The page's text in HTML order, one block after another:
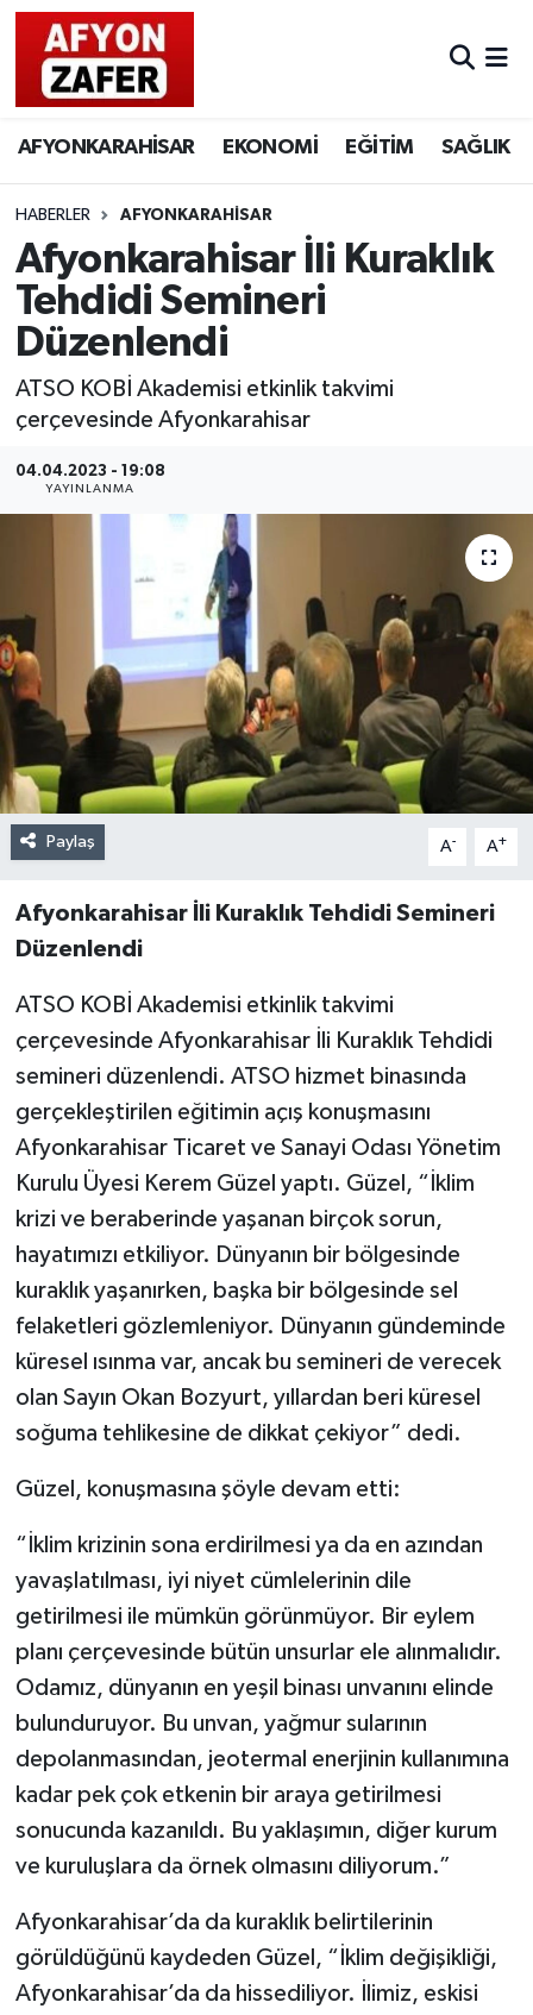
AFYONKARAHİSAR EKONOMİ EĞİTİM SAĞLIK
HABERLER AFYONKARAHİSAR
Afyonkarahisar İli Kuraklık
Tehdidi Semineri
Düzenlendi
ATSO KOBİ Akademisi etkinlik takvimi
çerçevesinde Afyonkarahisar
04.04.2023 - 19:08
YAYINLANMA
Paylaş A- A+
Afyonkarahisar İli Kuraklık Tehdidi Semineri
Düzenlendi
ATSO KOBİ Akademisi etkinlik takvimi
çerçevesinde Afyonkarahisar İli Kuraklık Tehdidi
semineri düzenlendi. ATSO hizmet binasında
gerçekleştirilen eğitimin açış konuşmasını
Afyonkarahisar Ticaret ve Sanayi Odası Yönetim
Kurulu Üyesi Kerem Güzel yaptı. Güzel, “İklim
krizi ve beraberinde yaşanan birçok sorun,
hayatımızı etkiliyor. Dünyanın bir bölgesinde
kuraklık yaşanırken, başka bir bölgesinde sel
felaketleri gözlemleniyor. Dünyanın gündeminde
küresel ısınma var, ancak bu semineri de verecek
olan Sayın Okan Bozyurt, yıllardan beri küresel
soğuma tehlikesine de dikkat çekiyor” dedi.
Güzel, konuşmasına şöyle devam etti:
“İklim krizinin sona erdirilmesi ya da en azından
yavaşlatılması, iyi niyet cümlelerinin dile
getirilmesi ile mümkün görünmüyor. Bir eylem
planı çerçevesinde bütün unsurlar ele alınmalıdır.
Odamız, dünyanın en yeşil binası unvanını elinde
bulunduruyor. Bu unvan, yağmur sularının
depolanmasından, jeotermal enerjinin kullanımına
kadar pek çok etkenin bir araya getirilmesi
sonucunda kazanıldı. Bu yaklaşımın, diğer kurum
ve kuruluşlara da örnek olmasını diliyorum.”
Afyonkarahisar’da da kuraklık belirtilerinin
görüldüğünü kaydeden Güzel, “İklim değişikliği,
Afyonkarahisar’da da hissediliyor. İlimiz, eskisi